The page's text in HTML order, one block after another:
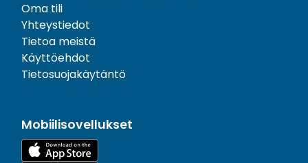
Oma tili
Yhteystiedot
Tietoa meistä
Käyttöehdot
Tietosuojakäytäntö
Mobiilisovellukset